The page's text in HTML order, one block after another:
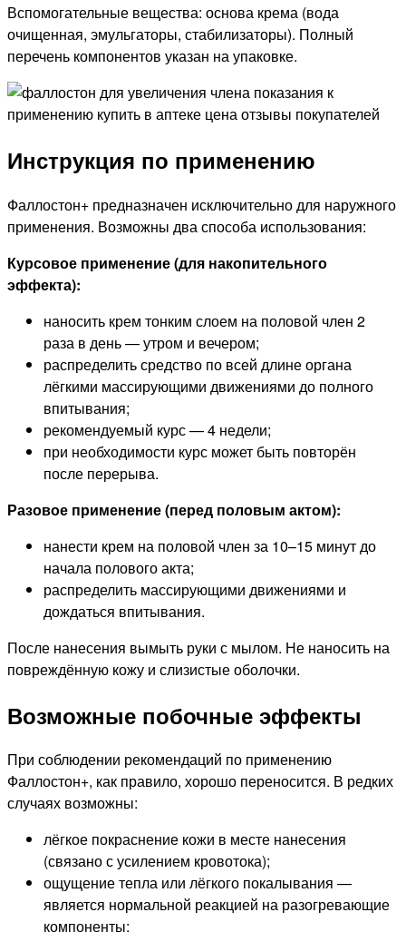
Вспомогательные вещества: основа крема (вода
очищенная, эмульгаторы, стабилизаторы). Полный
перечень компонентов указан на упаковке.
Инструкция по применению
Фаллостон+ предназначен исключительно для наружного
применения. Возможны два способа использования:
Курсовое применение (для накопительного
эффекта):
наносить крем тонким слоем на половой член 2
раза в день — утром и вечером;
распределить средство по всей длине органа
лёгкими массирующими движениями до полного
впитывания;
рекомендуемый курс — 4 недели;
при необходимости курс может быть повторён
после перерыва.
Разовое применение (перед половым актом):
нанести крем на половой член за 10–15 минут до
начала полового акта;
распределить массирующими движениями и
дождаться впитывания.
После нанесения вымыть руки с мылом. Не наносить на
повреждённую кожу и слизистые оболочки.
Возможные побочные эффекты
При соблюдении рекомендаций по применению
Фаллостон+, как правило, хорошо переносится. В редких
случаях возможны:
лёгкое покраснение кожи в месте нанесения
(связано с усилением кровотока);
ощущение тепла или лёгкого покалывания —
является нормальной реакцией на разогревающие
компоненты;